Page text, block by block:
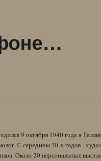
9 октября 1940 года в
С середины 70-х годов -
Около 20 персональных